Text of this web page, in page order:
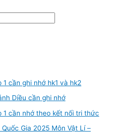
cần ghi nhớ hk1 và hk2
Diều cần ghi nhớ
1 cần nhớ theo kết nối tri thức
Gia 2025 Môn Vật Lí –